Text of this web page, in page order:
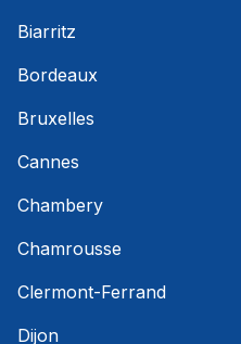
Biarritz
Bordeaux
Bruxelles
Cannes
Chambery
Chamrousse
Clermont-Ferrand
Dijon